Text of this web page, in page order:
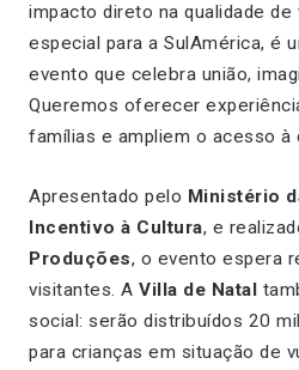
impacto direto na qualidade de
especial para a SulAmérica, é
evento que celebra união,
Queremos oferecer
famílias e ampliem o acesso à
Apresentado pelo Ministério
Incentivo à Cultura, e
Produções, o evento espera
visitantes. A Villa de Natal
social: serão distribuídos 20
para crianças em situação de